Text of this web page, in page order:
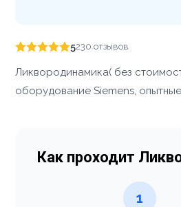
5230 отзывов
Ликвородинамика( без
оборудование Siemens,
Как проходит
1